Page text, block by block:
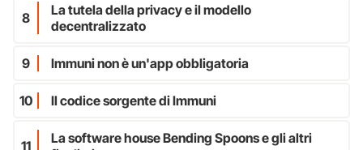
8
La tutela della privacy e il modello
decentralizzato
9 Immuni non è un'app obbligatoria
10 Il codice sorgente di Immuni
11
La software house Bending Spoons e gli altri